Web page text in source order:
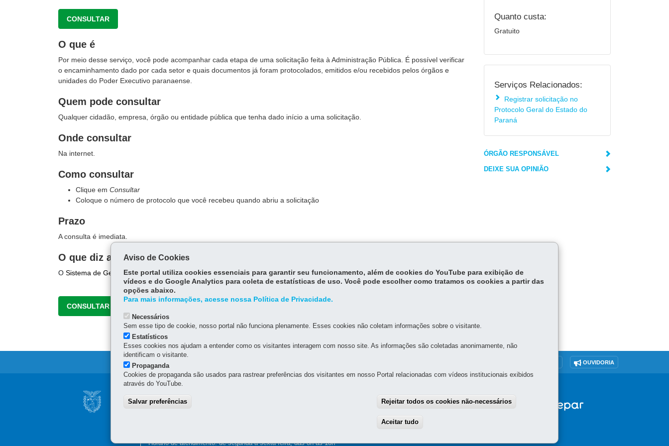
CONSULTAR
O que é
Por meio desse serviço, você pode acompanhar cada etapa de uma solicitação feita à Administração Pública. É possível verificar
o encaminhamento dado por cada setor e quais documentos já foram protocolados, emitidos e/ou recebidos pelos órgãos e
unidades do Poder Executivo paranaense.
Quem pode consultar
Qualquer cidadão, empresa, órgão ou entidade pública que tenha dado início a uma solicitação.
Onde consultar
Na internet.
Como consultar
Clique em Consultar
Coloque o número de protocolo que você recebeu quando abriu a solicitação
Prazo
A consulta é imediata.
O que diz a lei
O Sistema de Gestão de Documentos (eProtocolo)foi regulamentado peloDecreto Estadual 7304/2021.
CONSULTAR
Quanto custa:
Gratuito
Serviços Relacionados:
Registrar solicitação no
Protocolo Geral do Estado do
Paraná
ÓRGÃO RESPONSÁVEL
DEIXE SUA OPINIÃO
OUVIDORIA
Navegação
principal
NÚCLEO REGIONAL DE EDUCAÇÃO DE MARINGÁ
Horário de atendimento: de segunda a sexta-feira, das 8h às 18h
Aviso de Cookies
Este portal utiliza cookies essenciais para garantir seu funcionamento, além de cookies do YouTube para exibição de
vídeos e do Google Analytics para coleta de estatísticas de uso. Você pode escolher como tratamos os cookies a partir das
opções abaixo.
Para mais informações, acesse nossa Política de Privacidade.
Necessários
Sem esse tipo de cookie, nosso portal não funciona plenamente. Esses cookies não coletam informações sobre o visitante.
Estatísticos
Esses cookies nos ajudam a entender como os visitantes interagem com nosso site. As informações são coletadas anonimamente, não
identificam o visitante.
Propaganda
Cookies de propaganda são usados para rastrear preferências dos visitantes em nosso Portal relacionadas com vídeos institucionais exibidos
através do YouTube.
Salvar preferências Rejeitar todos os cookies não-necessários
Aceitar tudo